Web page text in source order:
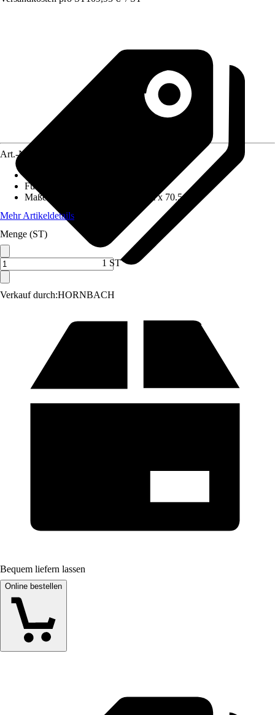
Verkauf durch:HORNBACH
Art.-Nr.
Funktionen
Maße (BxHxT)
63 cm x 99.5 cm x 70.5 cm
Mehr Artikeldetails
Menge (ST)
1 ST
Bequem liefern lassen
Online bestellen